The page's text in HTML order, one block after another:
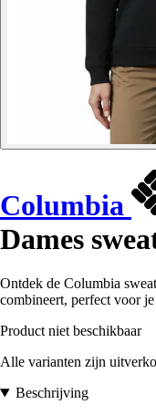
Columbia
Dames
Ontdek de Columbia
combineert, perfect voor
Product niet beschikbaar
Alle varianten zijn
Beschrijving